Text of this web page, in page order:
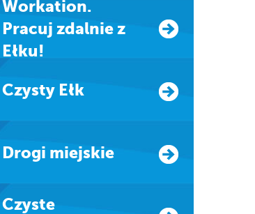
Workation.
Pracuj zdalnie z
Ełku!
Czysty Ełk
Drogi miejskie
Czyste